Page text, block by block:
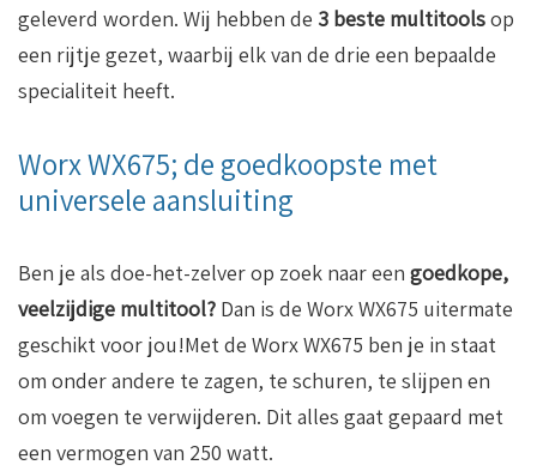
geleverd worden. Wij hebben de 3 beste multitoolsop
een rijtje gezet, waarbij elk van de drie een bepaalde
specialiteit heeft.
Worx WX675; de goedkoopste met
universele aansluiting
Ben je als doe-het-zelver op zoek naar een goedkope,
veelzijdige multitool? Dan is de Worx WX675 uitermate
geschikt voor jou!Met de Worx WX675 ben je in staat
om onder andere te zagen, te schuren, te slijpen en
om voegen te verwijderen. Dit alles gaat gepaard met
een vermogen van 250 watt.